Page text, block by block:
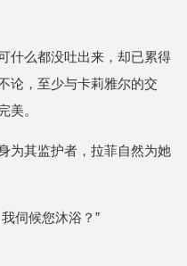
什么都没吐出来，却已累得
论，至少与卡莉雅尔的交
美。
为其监护者，拉菲自然为她
伺候您沐浴？”